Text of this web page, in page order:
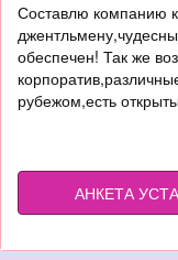
Составлю компанию
обеспечен! Так же
рубежом,есть
АНКЕТА